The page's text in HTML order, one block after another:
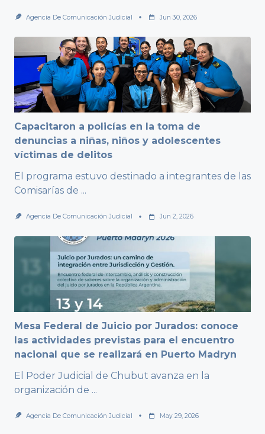
Agencia De Comunicación Judicial Jun 30, 2026
Capacitaron a policías en la toma de
denuncias a niñas, niños y adolescentes
víctimas de delitos
El programa estuvo destinado a integrantes de las
Comisarías de ...
Agencia De Comunicación Judicial Jun 2, 2026
Mesa Federal de Juicio por Jurados: conoce
las actividades previstas para el encuentro
nacional que se realizará en Puerto Madryn
El Poder Judicial de Chubut avanza en la
organización de ...
Agencia De Comunicación Judicial May 29, 2026